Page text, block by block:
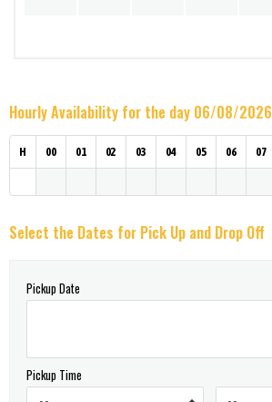
Hourly Availability for the day 06/08/2026
H 00 01 02 03 04 05 06 07
Select the Dates for Pick Up and Drop Off
Pickup Date
Pickup Time